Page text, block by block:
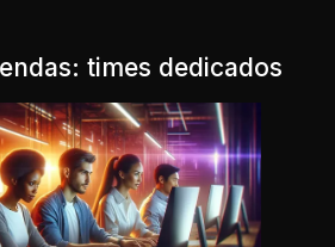
times dedicados